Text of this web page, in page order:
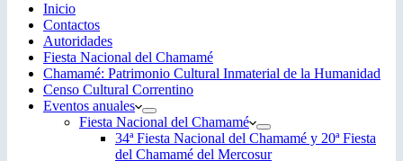
Inicio
Contactos
Autoridades
Fiesta Nacional del Chamamé
Chamamé: Patrimonio Cultural Inmaterial de la Humanidad
Censo Cultural Correntino
Eventos anuales
Fiesta Nacional del Chamamé
34ª Fiesta Nacional del Chamamé y 20ª Fiesta
del Chamamé del Mercosur